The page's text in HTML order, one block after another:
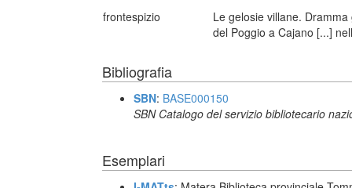
frontespizio
Le gelosie villane.
del Poggio a Cajano [...]
Bibliografia
SBN: BASE000150
SBN Catalogo del servizio bibliotecario
Esemplari